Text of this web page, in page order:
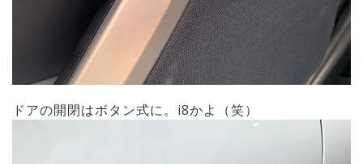
ドアの開閉はボタン式に。i8かよ（笑）